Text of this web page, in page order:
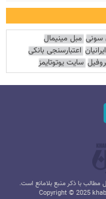
سونی مبل مینیمال
اعتبارسنجی بانکی
سایت یوتوتایمز
با ذکر منبع بلامانع است.
Copyright © 2025